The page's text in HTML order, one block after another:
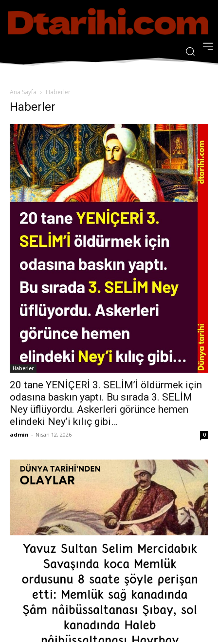
Ana Sayfa Haberler
Haberler
Haberler
20 tane YENİÇERİ 3. SELİM’İ öldürmek için
odasına baskın yaptı. Bu sırada 3. SELİM
Ney üflüyordu. Askerleri görünce hemen
elindeki Ney’i kılıç gibi…
admin - Nisan 12, 2026 0